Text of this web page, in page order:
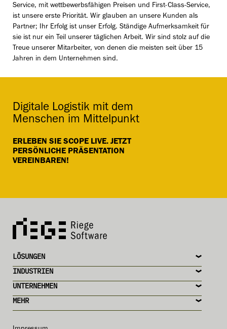
Service, mit wettbewerbsfähigen Preisen und First-Class-Service,
ist unsere erste Priorität. Wir glauben an unsere Kunden als
Partner; Ihr Erfolg ist unser Erfolg. Ständige Aufmerksamkeit für
sie ist nur ein Teil unserer täglichen Arbeit. Wir sind stolz auf die
Treue unserer Mitarbeiter, von denen die meisten seit über 15
Jahren in dem Unternehmen sind.
ERLEBEN SIE SCOPE LIVE. JETZT
PERSÖNLICHE PRÄSENTATION
VEREINBAREN!
Digitale Logistik mit dem
Menschen im Mittelpunkt
MEHR
UNTERNEHMEN
INDUSTRIEN
LÖSUNGEN